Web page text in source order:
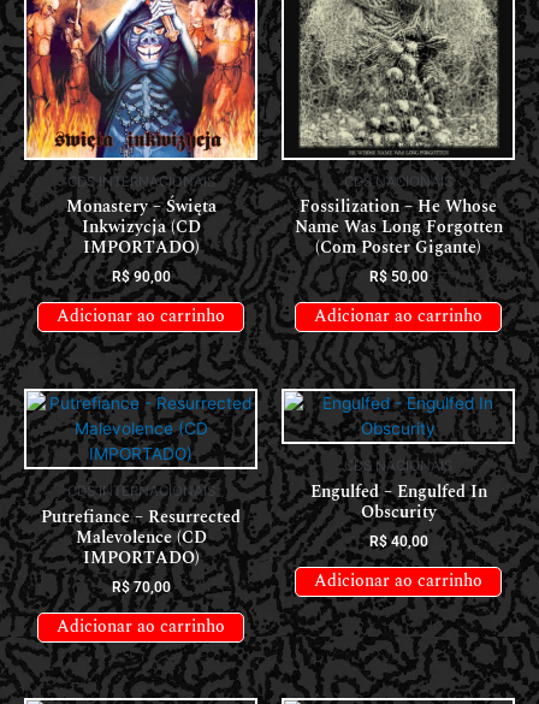
CDS INTERNACIONAIS
Monastery – Święta
Inkwizycja (CD
IMPORTADO)
R$90,00
Adicionar ao carrinho
CDS NACIONAIS
Fossilization – He Whose
Name Was Long Forgotten
(Com Poster Gigante)
R$50,00
Adicionar ao carrinho
CDS INTERNACIONAIS
Putrefiance – Resurrected
Malevolence (CD
IMPORTADO)
R$70,00
Adicionar ao carrinho
CDS NACIONAIS
Engulfed – Engulfed In
Obscurity
R$40,00
Adicionar ao carrinho